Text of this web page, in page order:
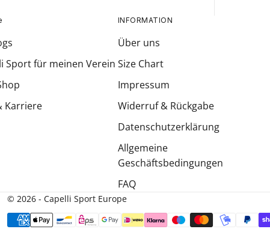
Sport für meinen Verein
Karriere
INFORMATION
Über uns
Size Chart
Impressum
Widerruf & Rückgabe
Datenschutzerklärung
Allgemeine
Geschäftsbedingungen
FAQ
© 2026 - Capelli Sport Europe